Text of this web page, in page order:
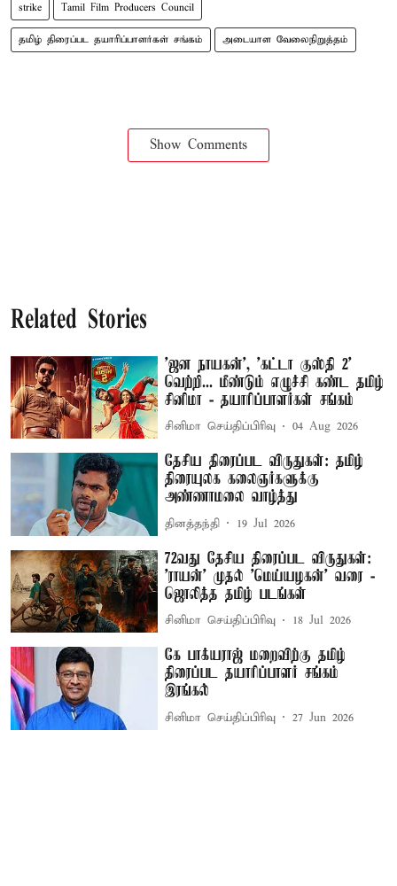
strike Tamil Film Producers Council
தமிழ் திரைப்பட தயாரிப்பாளர்கள் சங்கம் அடையாள வேலைநிறுத்தம்
Show Comments
Related Stories
'ஜன நாயகன்', 'கட்டா குஸ்தி 2'
வெற்றி... மீண்டும் எழுச்சி கண்ட தமிழ்
சினிமா - தயாரிப்பாளர்கள் சங்கம்
சினிமா செய்திப்பிரிவு 04 Aug 2026
தேசிய திரைப்பட விருதுகள்: தமிழ்
திரையுலக கலைஞர்களுக்கு
அண்ணாமலை வாழ்த்து
தினத்தந்தி 19 Jul 2026
72வது தேசிய திரைப்பட விருதுகள்:
'ராயன்' முதல் 'மெய்யழகன்' வரை -
ஜொலித்த தமிழ் படங்கள்
சினிமா செய்திப்பிரிவு 18 Jul 2026
கே பாக்யராஜ் மறைவிற்கு தமிழ்
திரைப்பட தயாரிப்பாளர் சங்கம்
இரங்கல்
சினிமா செய்திப்பிரிவு 27 Jun 2026